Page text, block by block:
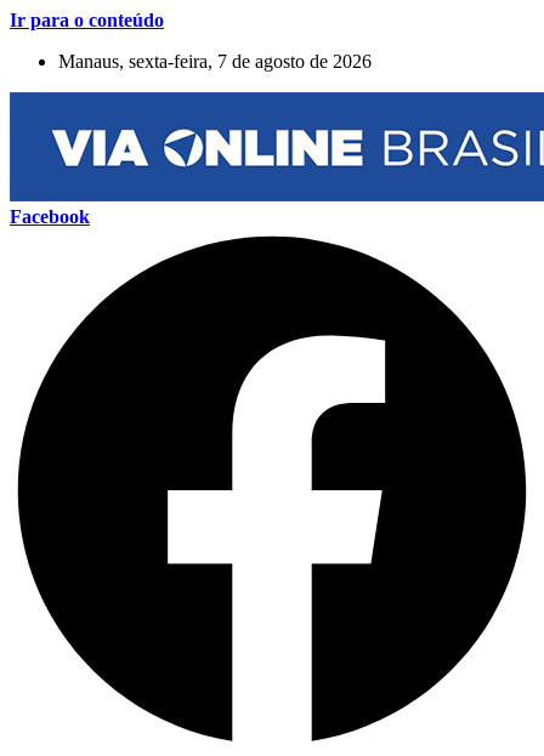
Ir para o conteúdo
Manaus, sexta-feira, 7 de agosto de 2026
Facebook